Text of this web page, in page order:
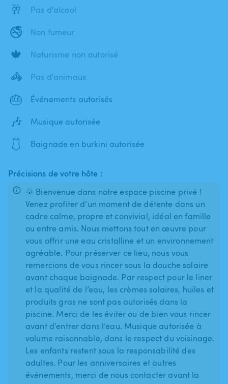
🥂 Pas d'alcool
🚭 Non fumeur
🍁 Naturisme non autorisé
🦓 Pas d'animaux
🎂 Événements autorisés
🎶 Musique autorisée
🩱 Baignade en burkini autorisée
Précisions de votre hôte :
🌞 Bienvenue dans notre espace piscine privé !
Venez profiter d’un moment de détente dans un
cadre calme, propre et convivial, idéal en famille
ou entre amis. Nous mettons tout en œuvre pour
vous offrir une eau cristalline et un environnement
agréable. Pour préserver ce lieu, nous vous
remercions de vous rincer sous la douche solaire
avant chaque baignade. Par respect pour le liner
et la qualité de l’eau, les crèmes solaires, huiles et
produits gras ne sont pas autorisés dans la
piscine. Merci de les éviter ou de bien vous rincer
avant d’entrer dans l’eau. Musique autorisée à
volume raisonnable, dans le respect du voisinage.
Les enfants restent sous la responsabilité des
adultes. Pour les anniversaires et autres
événements, merci de nous contacter avant la